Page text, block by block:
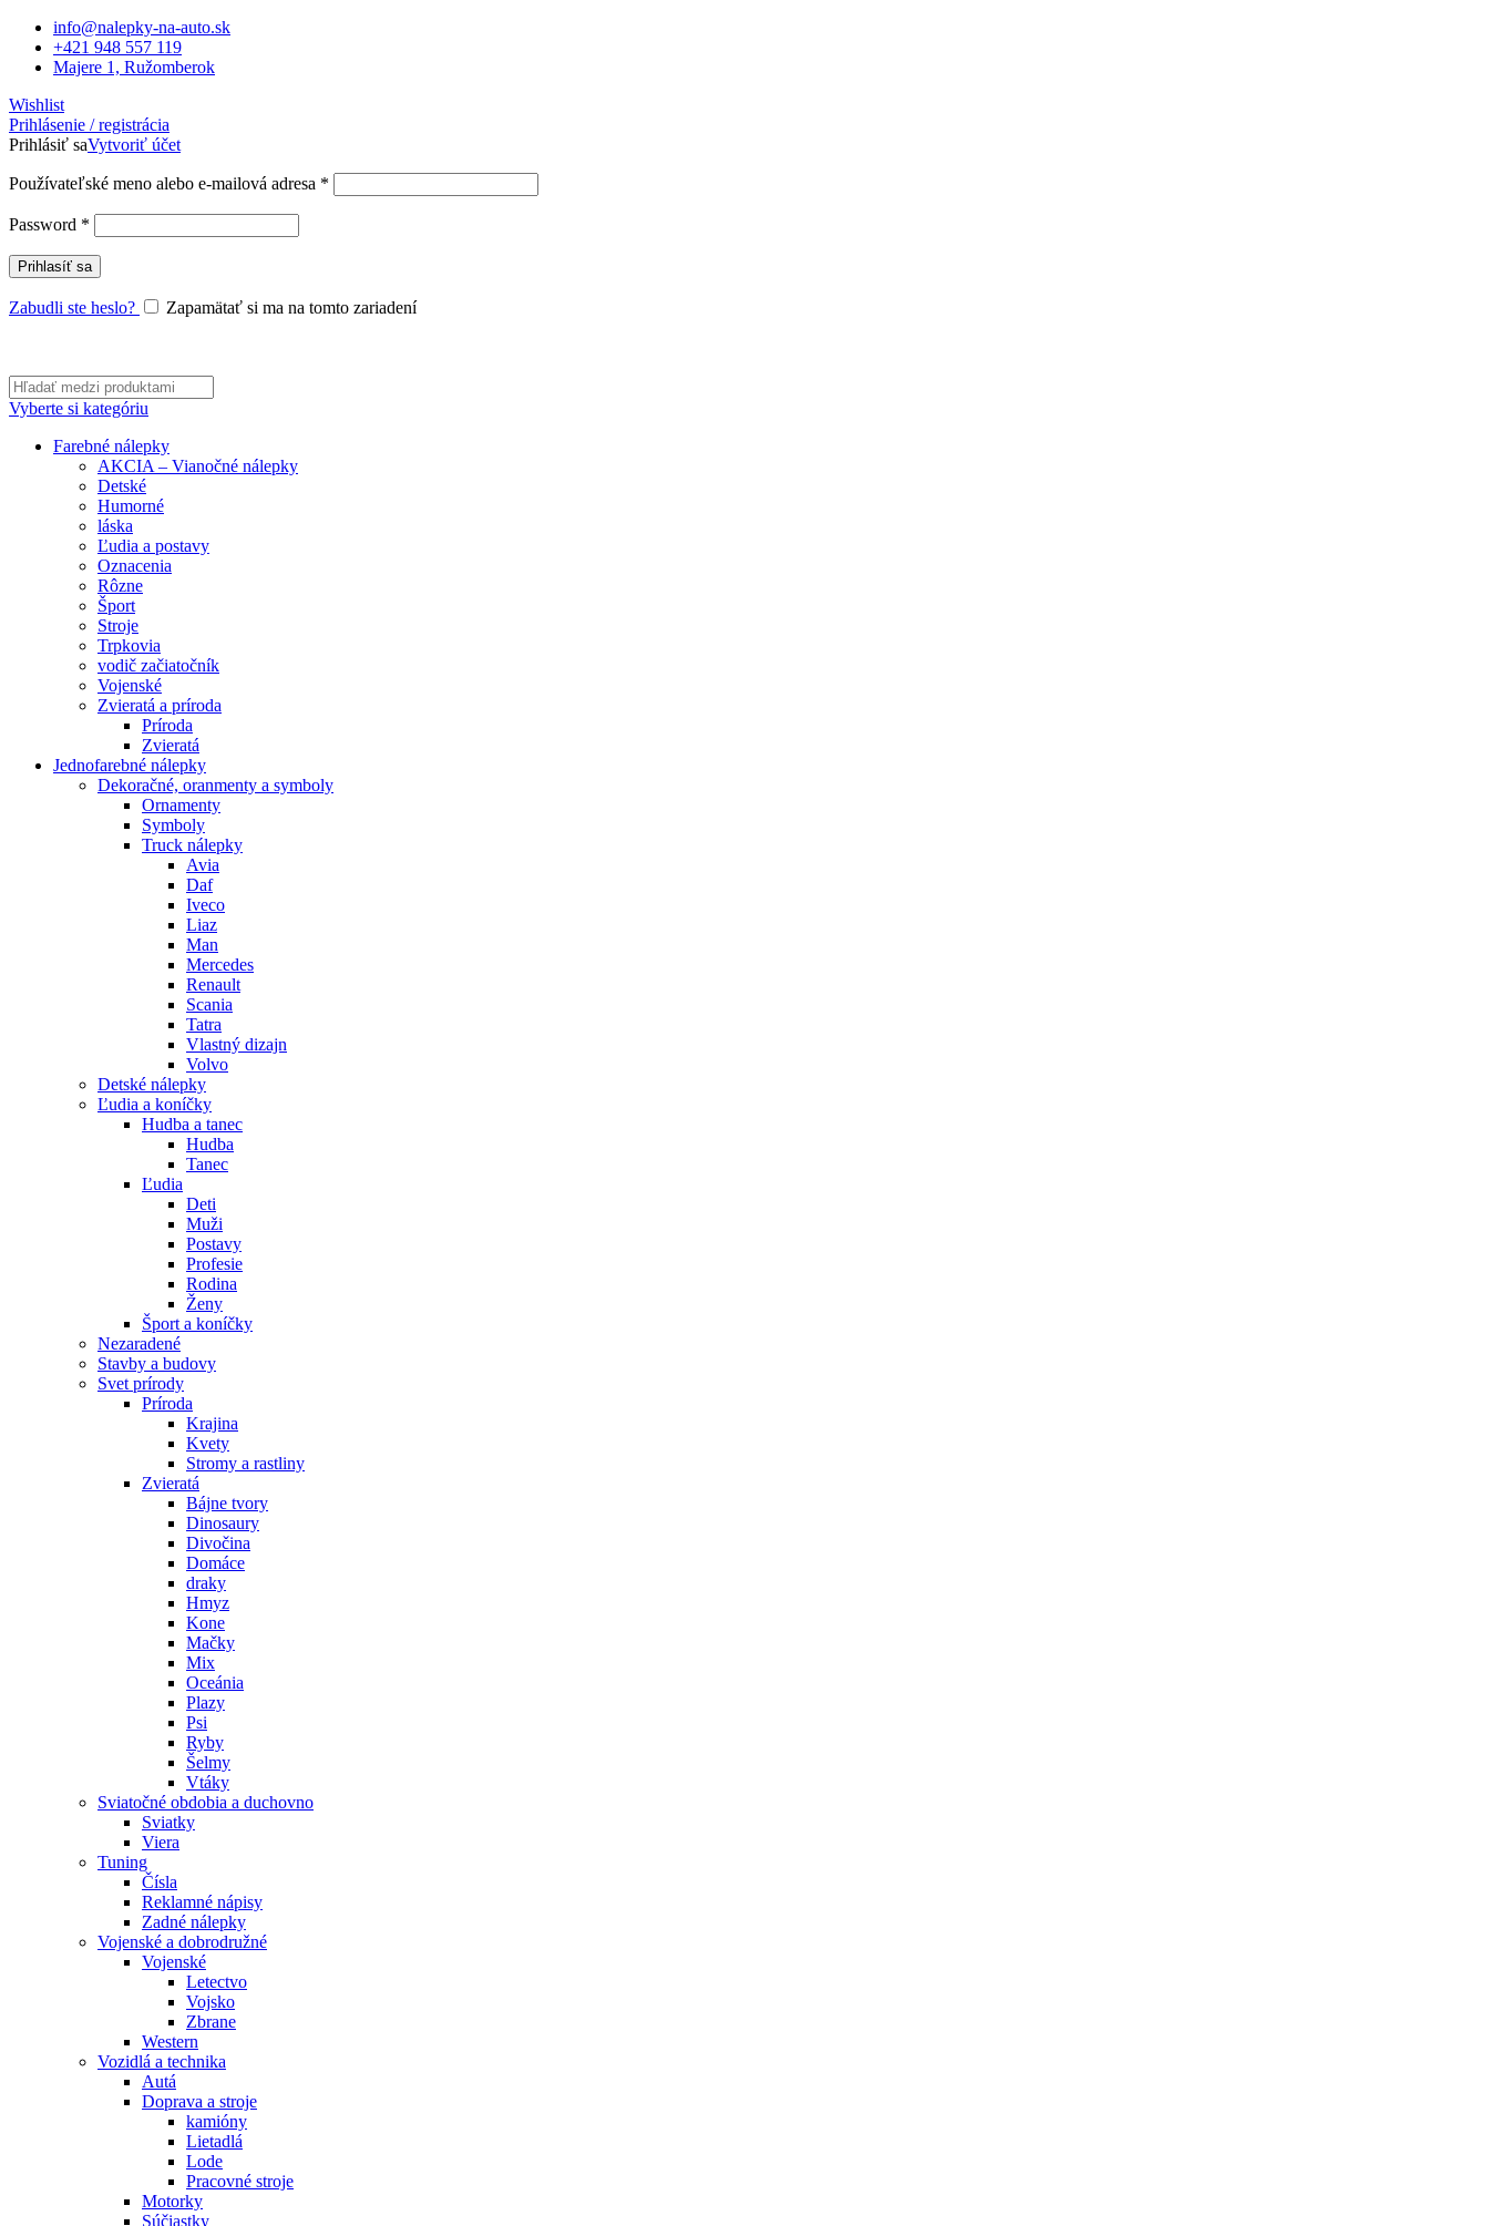
info@nalepky-na-auto.sk
+421 948 557 119
Majere 1, Ružomberok
Wishlist
Prihlásenie / registrácia
Prihlásiť saVytvoriť účet
Používateľské meno alebo e-mailová adresa *
Password *
Prihlasíť sa
Zabudli ste heslo? Zapamätať si ma na tomto zariadení
Vyberte si kategóriu
Farebné nálepky
AKCIA – Vianočné nálepky
Detské
Humorné
láska
Ľudia a postavy
Oznacenia
Rôzne
Šport
Stroje
Trpkovia
vodič začiatočník
Vojenské
Zvieratá a príroda
Príroda
Zvieratá
Jednofarebné nálepky
Dekoračné, oranmenty a symboly
Ornamenty
Symboly
Truck nálepky
Avia
Daf
Iveco
Liaz
Man
Mercedes
Renault
Scania
Tatra
Vlastný dizajn
Volvo
Detské nálepky
Ľudia a koníčky
Hudba a tanec
Hudba
Tanec
Ľudia
Deti
Muži
Postavy
Profesie
Rodina
Ženy
Šport a koníčky
Nezaradené
Stavby a budovy
Svet prírody
Príroda
Krajina
Kvety
Stromy a rastliny
Zvieratá
Bájne tvory
Dinosaury
Divočina
Domáce
draky
Hmyz
Kone
Mačky
Mix
Oceánia
Plazy
Psi
Ryby
Šelmy
Vtáky
Sviatočné obdobia a duchovno
Sviatky
Viera
Tuning
Čísla
Reklamné nápisy
Zadné nálepky
Vojenské a dobrodružné
Vojenské
Letectvo
Vojsko
Zbrane
Western
Vozidlá a technika
Autá
Doprava a stroje
kamióny
Lietadlá
Lode
Pracovné stroje
Motorky
Súčiastky